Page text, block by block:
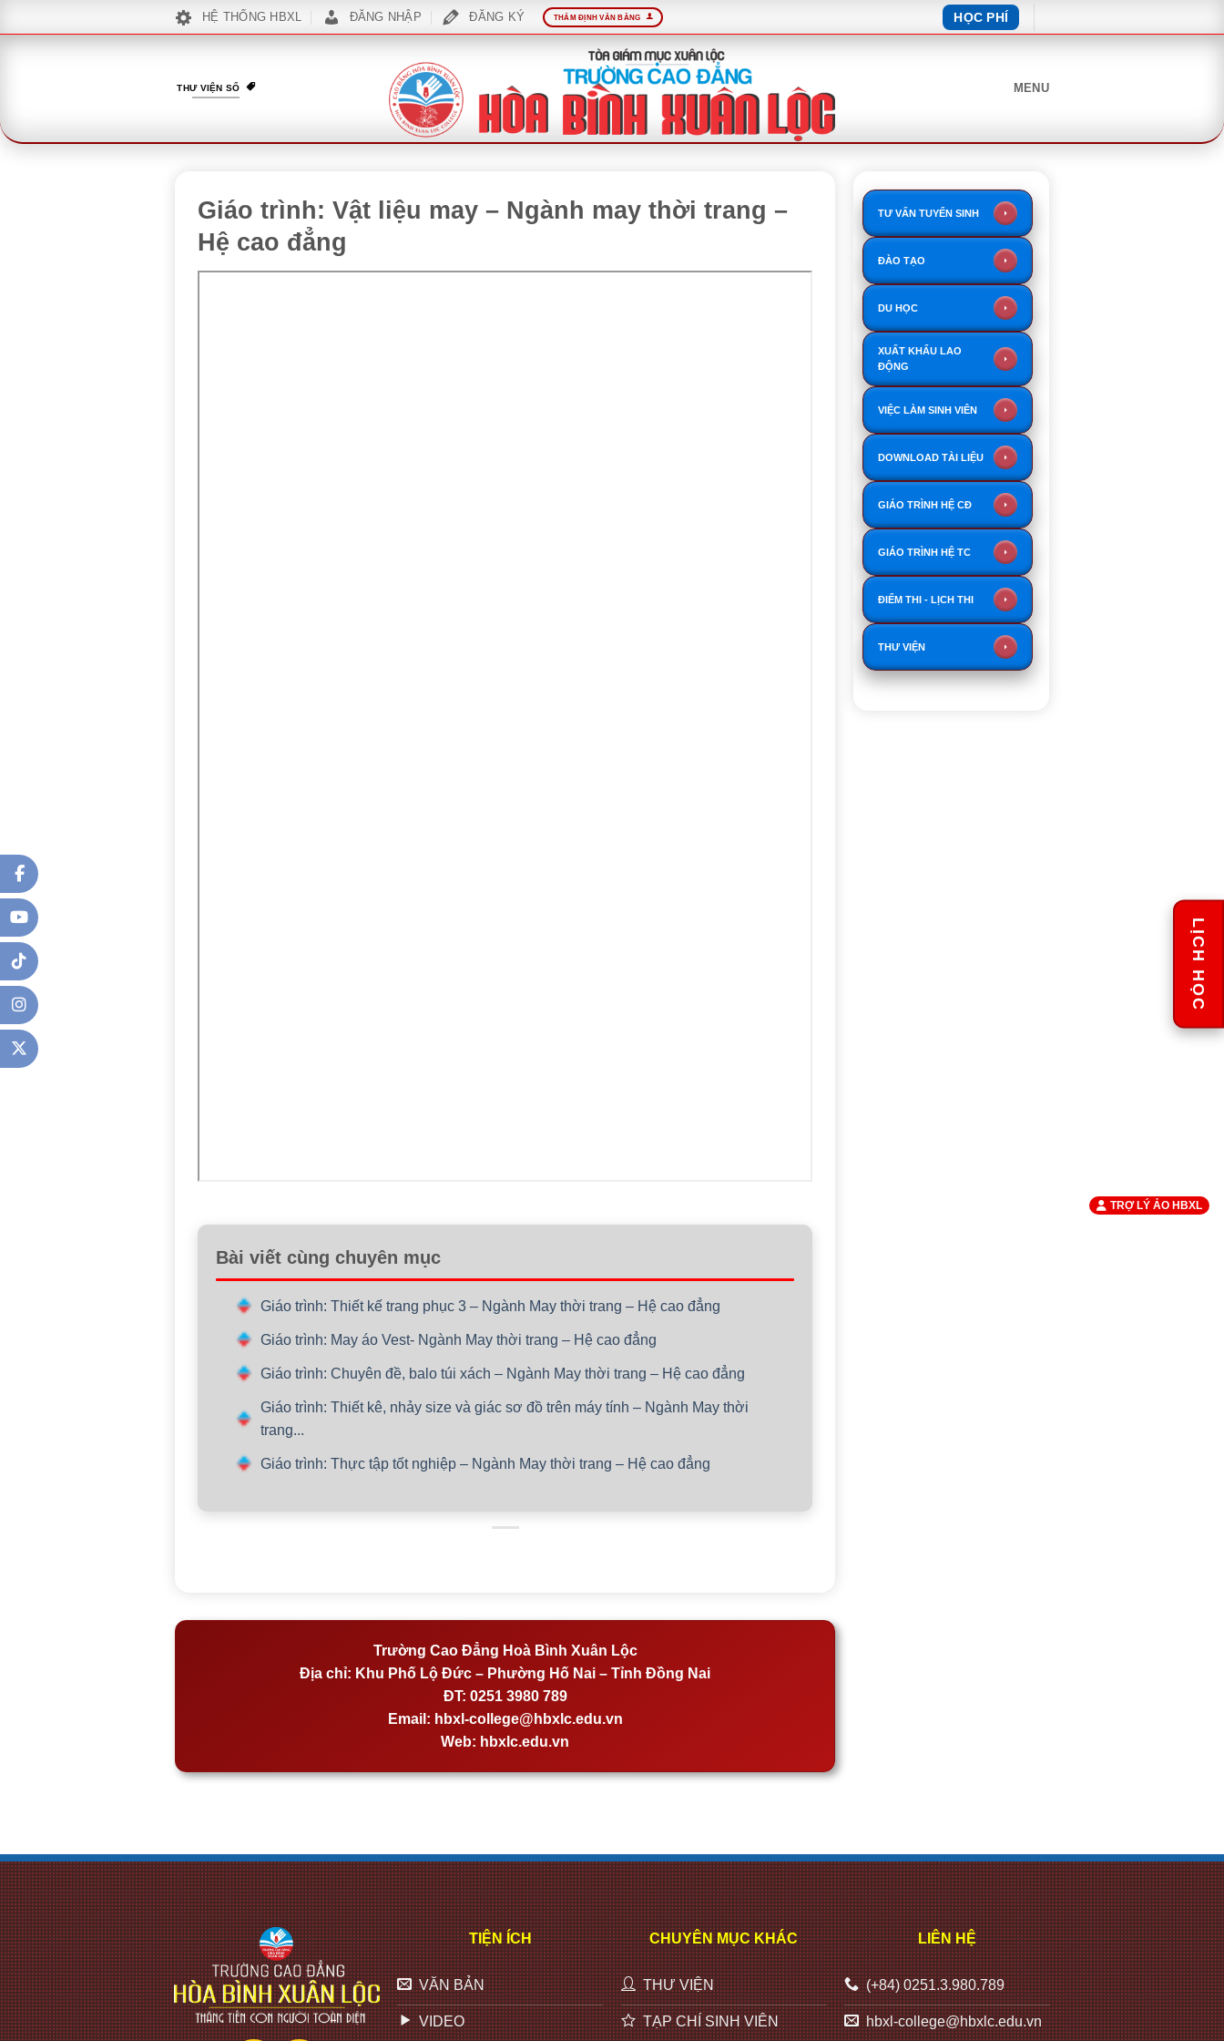
qua
HỆ THỐNG HBXL ĐĂNG NHẬP ĐĂNG KÝ THẨM ĐỊNH VĂN BẰNG HỌC PHÍ
THƯ VIỆN SỐ MENU
Giáo trình: Vật liệu may – Ngành may thời trang –
Hệ cao đẳng
Bài viết cùng chuyên mục
Giáo trình: Thiết kế trang phục 3 – Ngành May thời trang – Hệ cao đẳng
Giáo trình: May áo Vest- Ngành May thời trang – Hệ cao đẳng
Giáo trình: Chuyên đề, balo túi xách – Ngành May thời trang – Hệ cao đẳng
Giáo trình: Thiết kê, nhảy size và giác sơ đồ trên máy tính – Ngành May thời
trang...
Giáo trình: Thực tập tốt nghiệp – Ngành May thời trang – Hệ cao đẳng
Trường Cao Đẳng Hoà Bình Xuân Lộc
Địa chỉ: Khu Phố Lộ Đức – Phường Hố Nai – Tỉnh Đồng Nai
ĐT: 0251 3980 789
Email: hbxl-college@hbxlc.edu.vn
Web: hbxlc.edu.vn
TƯ VẤN TUYỂN SINH
ĐÀO TẠO
DU HỌC
XUẤT KHẨU LAO
ĐỘNG
VIỆC LÀM SINH VIÊN
DOWNLOAD TÀI LIỆU
GIÁO TRÌNH HỆ CĐ
GIÁO TRÌNH HỆ TC
ĐIỂM THI - LỊCH THI
THƯ VIỆN
TIỆN ÍCH
VĂN BẢN
VIDEO
CHUYÊN MỤC KHÁC
THƯ VIỆN
TẠP CHÍ SINH VIÊN
LIÊN HỆ
(+84) 0251.3.980.789
hbxl-college@hbxlc.edu.vn
LỊCH HỌC
TRỢ LÝ ẢO HBXL